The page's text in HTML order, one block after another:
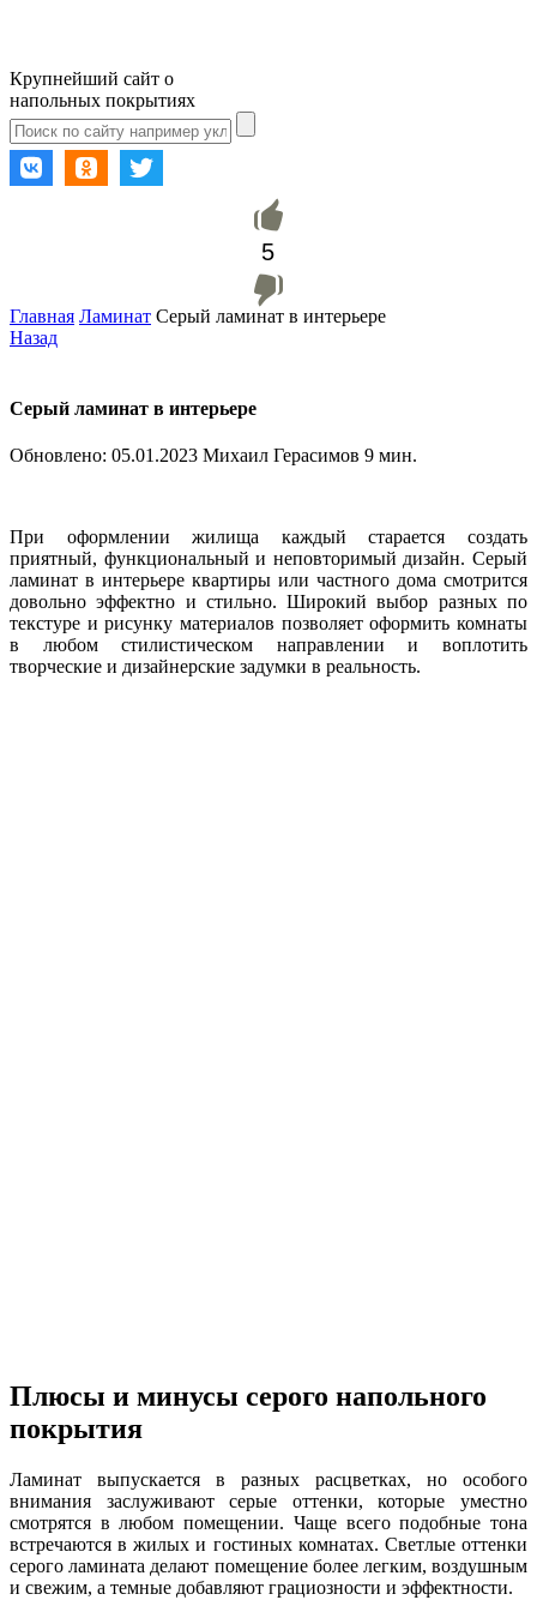
Крупнейший сайт о
напольных покрытиях
5
Главная Ламинат Серый ламинат в интерьере
Назад
Серый ламинат в интерьере
Обновлено: 05.01.2023 Михаил Герасимов 9 мин.
При оформлении жилища каждый старается создать
приятный, функциональный и неповторимый дизайн. Серый
ламинат в интерьере квартиры или частного дома смотрится
довольно эффектно и стильно. Широкий выбор разных по
текстуре и рисунку материалов позволяет оформить комнаты
в любом стилистическом направлении и воплотить
творческие и дизайнерские задумки в реальность.
Плюсы и минусы серого напольного
покрытия
Ламинат выпускается в разных расцветках, но особого
внимания заслуживают серые оттенки, которые уместно
смотрятся в любом помещении. Чаще всего подобные тона
встречаются в жилых и гостиных комнатах. Светлые оттенки
серого ламината делают помещение более легким, воздушным
и свежим, а темные добавляют грациозности и эффектности.